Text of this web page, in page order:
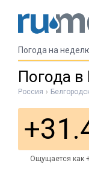
Погода на
Погода в
Россия
Ощущается как